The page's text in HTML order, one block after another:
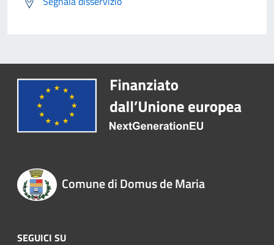
Comune di Domus de Maria
SEGUICI SU